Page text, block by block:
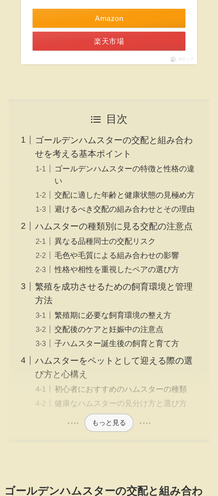
Amazon
楽天市場
ポチップ
目次
ゴールデンハムスターの交配と組み合わ
せを考える基本ポイント
ゴールデンハムスターの特徴と性格の違
い
交配に適した年齢と健康状態の見極め方
避けるべき交配の組み合わせとその理由
ハムスターの種類別に見る交配の注意点
異なる品種同士の交配リスク
毛色や毛質による組み合わせの影響
性格や相性を重視したペアの選び方
繁殖を成功させるための飼育環境と管理
方法
繁殖期に必要な飼育環境の整え方
交配後のケアと妊娠中の注意点
子ハムスター誕生後の飼育と育て方
ハムスターをペットとして迎える際の選
び方と心構え
初心者におすすめのハムスターの種類
健康なハムスターの見分け方と選び方
もっと見る
ゴールデンハムスターの交配と組み合わ